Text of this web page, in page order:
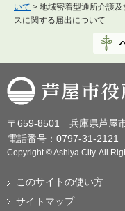
いて > 地域密着型通所介護
スに関する届出について
芦屋市役所
〒659-8501 兵庫県芦屋
電話番号：0797-31-2121
Copyright © Ashiya City. All
このサイトの使い方
サイトマップ